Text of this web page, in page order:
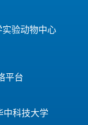
验动物中心
平台
中科技大学